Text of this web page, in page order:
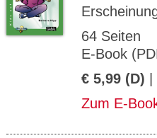
64 Seiten
E-Book
€ 5,99 (D)
Zum E-